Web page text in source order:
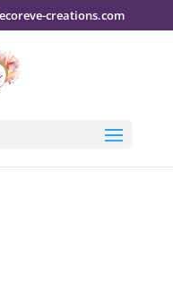
creations.com